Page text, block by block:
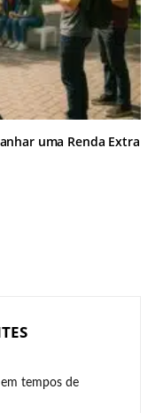
uma Renda Extra
tempos de